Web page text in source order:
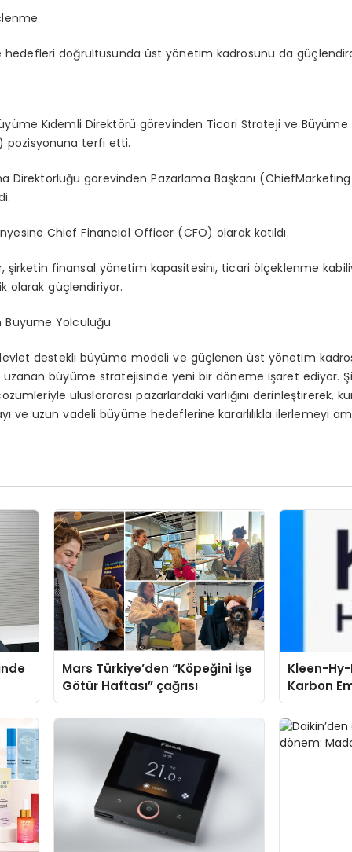
hedefleri doğrultusunda üst yönetim kadrosunu da
Kıdemli Direktörü görevinden Ticari Strateji ve Büyüme
pozisyonuna terfi etti.
Direktörlüğü görevindenPazarlama Başkanı (Chief
Chief Financial Officer (CFO) olarak katıldı.
şirketin finansal yönetim kapasitesini, ticari ölçeklenme
olarak güçlendiriyor.
Büyüme Yolculuğu
destekli büyüme modeli ve güçlenen üst yönetim
uzanan büyüme stratejisinde yeni bir döneme işaret ediyor.
uluslararası pazarlardaki varlığını derinleştirerek,
ve uzun vadeli büyüme hedeflerine kararlılıkla ilerlemeyi
Mars Türkiye’den “Köpeğini İşe
Götür Haftası” çağrısı
Kleen-Hy-
Karbon
Isıtma
TSSA
Aldı